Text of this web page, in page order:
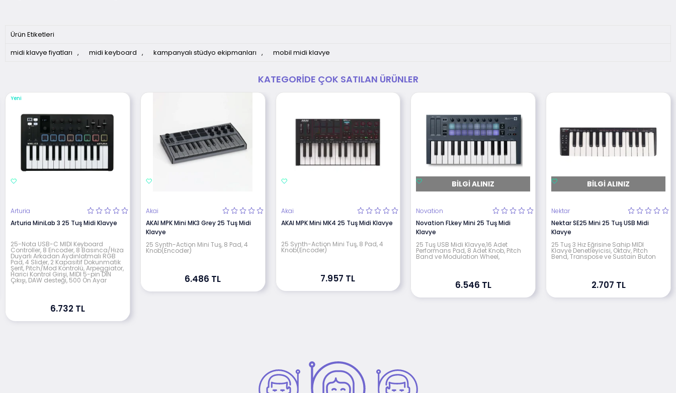
Ürün Etiketleri
midi klavye fiyatları , midi keyboard , kampanyalı stüdyo ekipmanları , mobil midi klavye
KATEGORIDE ÇOK SATILAN ÜRÜNLER
Yeni
Arturia
Arturia MiniLab 3 25 Tuş Midi Klavye
25-Nota USB-C MIDI Keyboard
Controller, 8 Encoder, 8 Basınca/Hıza
Duyarlı Arkadan Aydınlatmalı RGB
Pad, 4 Slider, 2 Kapasitif Dokunmatik
Şerit, Pitch/Mod Kontrolü, Arpeggiator,
Harici Kontrol Girişi, MIDI 5-pin DIN
Çıkışı, DAW desteği, 500 Ön Ayar
6.732 TL
Akai
AKAI MPK Mini MK3 Grey 25 Tuş Midi
Klavye
25 Synth-Action Mini Tuş, 8 Pad, 4
Knob(Encoder)
6.486 TL
Akai
AKAI MPK Mini MK4 25 Tuş Midi Klavye
25 Synth-Action Mini Tuş, 8 Pad, 4
Knob(Encoder)
7.957 TL
BILGI ALINIZ
Novation
Novation FLkey Mini 25 Tuş Midi
Klavye
25 Tuş USB Midi Klavye,16 Adet
Performans Pad, 8 Adet Knob, Pitch
Band ve Modulation Wheel,
6.546 TL
BILGI ALINIZ
Nektar
Nektar SE25 Mini 25 Tuş USB Midi
Klavye
25 Tuş 3 Hız Eğrisine Sahip MIDI
Klavye Denetleyicisi, Oktav, Pitch
Bend, Transpose ve Sustain Buton
2.707 TL